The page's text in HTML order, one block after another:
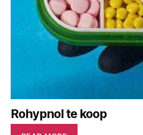
Rohypnol te koop